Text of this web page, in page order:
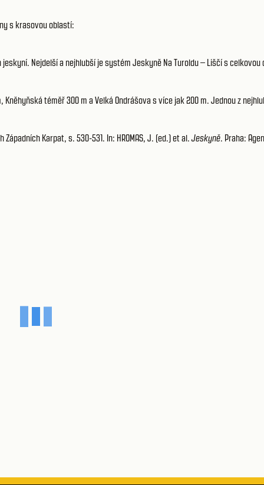
s krasovou oblastí:
Nejdelší a nejhlubší je systém Jeskyně Na Turoldu – Liščí s
téměř 300 m a Velká Ondrášova s více jak 200 m. Jednou z
Karpat, s. 530-531. In: HROMAS, J. (ed.) et al.Jeskyně. Praha: